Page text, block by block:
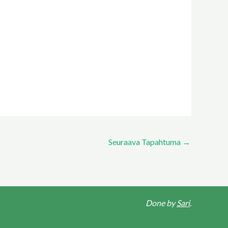
Seuraava Tapahtuma →
Done bySari.